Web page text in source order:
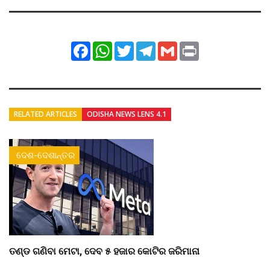
FacebookWhatsApp
TwitterTelegram
Gmail
RELATED ARTICLES ODISHA NEWS LENS 4.1
ଦେଶ-ଦେଶାନ୍ତର
ତଣ୍ଡ ଗଣିବା ମେଟା, ଦେବ ୫ ହଜାର କୋଟିର ଜରିମାନା